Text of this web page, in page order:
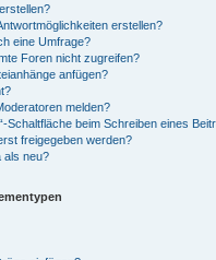
erstellen?
eine Umfrage?
Foren nicht zugreifen?
anfügen?
melden?
Schaltfläche beim Schreiben eines
freigegeben werden?
als neu?